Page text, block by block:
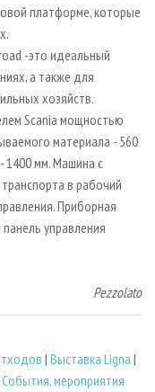
платформе, которые
-это идеальный
а также для
хозяйств.
Scania мощностью
материала - 560
1400 мм. Машина с
в рабочий
Приборная
управления
Pezzolato
| Выставка Ligna |
События, мероприятия